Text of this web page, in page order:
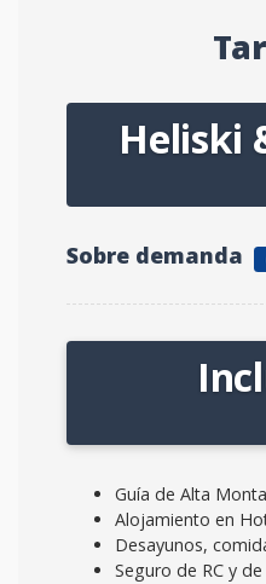
Heliski
Sobre demanda
Guía de Alta
Alojamiento en
Desayunos,
Seguro de RC y